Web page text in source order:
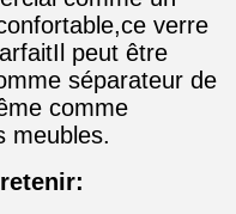
verre
peut être
séparateur de
comme
meubles.